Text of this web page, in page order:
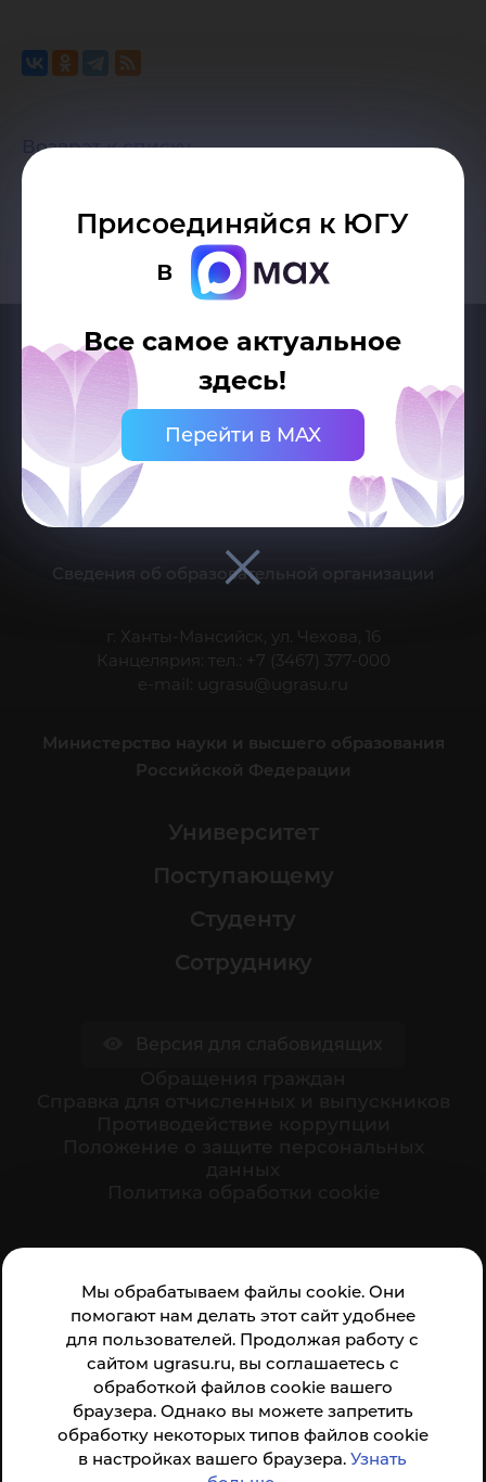
Мы обрабатываем файлы cookie. Они
помогают нам делать этот сайт удобнее
для пользователей. Продолжая работу с
сайтом ugrasu.ru, вы соглашаетесь с
обработкой файлов cookie вашего
браузера. Однако вы можете запретить
обработку некоторых типов файлов cookie
в настройках вашего браузера.Узнать
Присоединяйся к ЮГУ
в
Все самое актуальное
здесь!
Перейти в MAX
Возврат к списку
Делитесь новостями об университете с хештегом #ЮГУ
Сведения об образовательной организации
г. Ханты-Мансийск, ул. Чехова, 16
Канцелярия: тел.: +7 (3467) 377-000
e-mail: ugrasu@ugrasu.ru
Министерство науки и высшего образования
Российской Федерации
Университет
Поступающему
Студенту
Сотруднику
организации:
Анкета доступна по QR-коду, а так же по прямой
ссылке